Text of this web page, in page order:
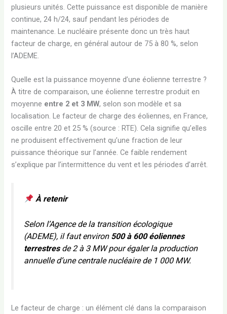
plusieurs unités. Cette puissance est disponible de manière
continue, 24 h/24, sauf pendant les périodes de
maintenance. Le nucléaire présente donc un très haut
facteur de charge, en général autour de 75 à 80 %, selon
l’ADEME.
Quelle est la puissance moyenne d’une éolienne terrestre ?
À titre de comparaison, une éolienne terrestre produit en
moyenne entre 2 et 3 MW, selon son modèle et sa
localisation. Le facteur de charge des éoliennes, en France,
oscille entre 20 et 25 % (source : RTE). Cela signifie qu’elles
ne produisent effectivement qu’une fraction de leur
puissance théorique sur l’année. Ce faible rendement
s’explique par l’intermittence du vent et les périodes d’arrêt.
À retenir
Selon l’Agence de la transition écologique
(ADEME), il faut environ 500 à 600 éoliennes
terrestresde 2 à 3 MW pour égaler la production
annuelle d’une centrale nucléaire de 1 000 MW.
Le facteur de charge : un élément clé dans la comparaison